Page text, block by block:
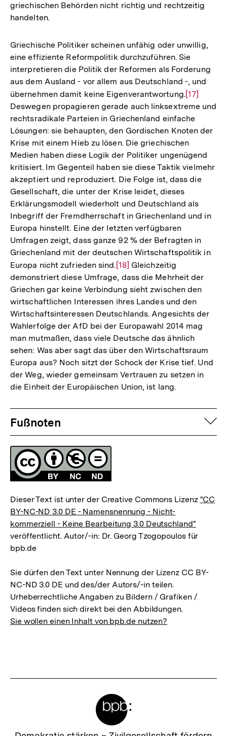
griechischen Behörden nicht richtig und rechtzeitig
handelten.
Griechische Politiker scheinen unfähig oder unwillig,
eine effiziente Reformpolitik durchzuführen. Sie
interpretieren die Politik der Reformen als Forderung
aus dem Ausland - vor allem aus Deutschland -, und
übernehmen damit keine Eigenverantwortung.Zur
Auflösung
der
Fußnote
[17]
Deswegen propagieren gerade auch linksextreme und
rechtsradikale Parteien in Griechenland einfache
Lösungen: sie behaupten, den Gordischen Knoten der
Krise mit einem Hieb zu lösen. Die griechischen
Medien haben diese Logik der Politiker ungenügend
kritisiert. Im Gegenteil haben sie diese Taktik vielmehr
akzeptiert und reproduziert. Die Folge ist, dass die
Gesellschaft, die unter der Krise leidet, dieses
Erklärungsmodell wiederholt und Deutschland als
Inbegriff der Fremdherrschaft in Griechenland und in
Europa hinstellt. Eine der letzten verfügbaren
Umfragen zeigt, dass ganze 92 % der Befragten in
Griechenland mit der deutschen Wirtschaftspolitik in
Europa nicht zufrieden sind. Zur
Auflösung
der
Fußnote
[18] Gleichzeitig
demonstriert diese Umfrage, dass die Mehrheit der
Griechen gar keine Verbindung sieht zwischen den
wirtschaftlichen Interessen ihres Landes und den
Wirtschaftsinteressen Deutschlands. Angesichts der
Wahlerfolge der AfD bei der Europawahl 2014 mag
man mutmaßen, dass viele Deutsche das ähnlich
sehen: Was aber sagt das über den Wirtschaftsraum
Europa aus? Noch sitzt der Schock der Krise tief. Und
der Weg, wieder gemeinsam Vertrauen zu setzen in
die Einheit der Europäischen Union, ist lang.
Fussnoten
Fußnoten
Lizenz
Dieser Text ist unter der Creative Commons Lizenz "CC
BY-NC-ND 3.0 DE - Namensnennung - Nicht-
kommerziell - Keine Bearbeitung 3.0 Deutschland"
veröffentlicht. Autor/-in: Dr. Georg Tzogopoulos für
bpb.de
Sie dürfen den Text unter Nennung der Lizenz CC BY-
NC-ND 3.0 DE und des/der Autors/-in teilen.
Urheberrechtliche Angaben zu Bildern / Grafiken /
Videos finden sich direkt bei den Abbildungen.
Sie wollen einen Inhalt von bpb.de nutzen?